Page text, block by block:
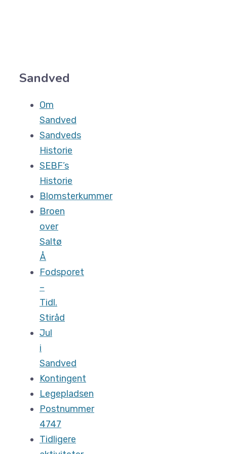
Sandved
Om
Sandved
Sandveds
Historie
SEBF’s
Historie
Blomsterkummer
Broen
over
Saltø
Å
Fodsporet
–
Tidl.
Stiråd
Jul
i
Sandved
Kontingent
Legepladsen
Postnummer
4747
Tidligere